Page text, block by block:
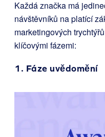
Každá značka má
návštěvníků na platící
marketingových
klíčovými fázemi:
1. Fáze uvědomění